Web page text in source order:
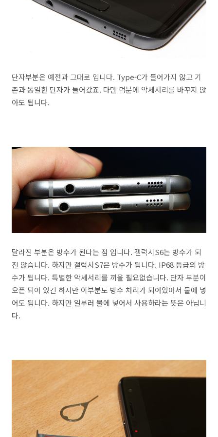
단자부분은 예전과 그대로 입니다. Type-C가 들어가지 않고 기
존과 동일한 단자가 들어갔죠. 다만 덕분에 악세서리를 바꾸지 않
아도 됩니다.
달라진 부분은 방수가 된다는 점 입니다. 갤럭시S6는 방수가 되
진 않습니다. 하지만 갤럭시S7은 방수가 됩니다. IP68 등급의 방
수가 됩니다. 특별한 악세서리를 끼울 필요없습니다. 단자 부분이
오픈 되어 있긴 하지만 이부분도 방수 처리가 되어있어서 물에 넣
어도 됩니다. 하지만 일부러 물에 넣어서 사용하라는 뜻은 아닙니
다.